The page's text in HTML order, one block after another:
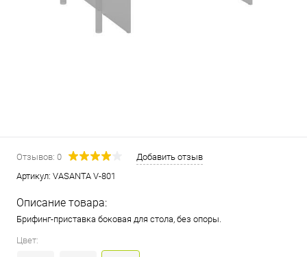
Отзывов: 0
Добавить отзыв
Артикул: VASANTA V-801
Описание товара:
Брифинг-приставка боковая для стола, без опоры.
Цвет: